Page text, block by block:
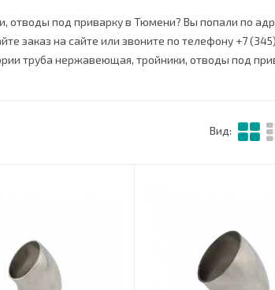
отводы под приварку в Тюмени? Вы попали по
заказ на сайте или звоните по телефону +7
труба нержавеющая, тройники, отводы под
Вид: